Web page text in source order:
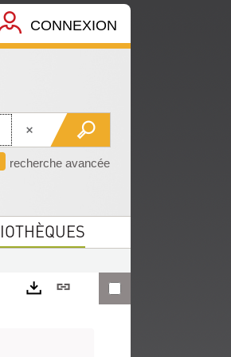
CONNEXION
recherche avancée
Lien